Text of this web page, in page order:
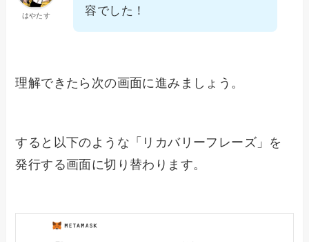
はやたす
容でした！
理解できたら次の画面に進みましょう。
すると以下のような「リカバリーフレーズ」を
発行する画面に切り替わります。